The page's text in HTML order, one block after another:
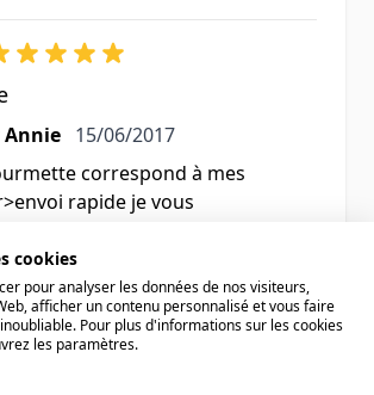
Annie 15 juin 2017
15/06/2017
correspond à mes
rapide je vous
cookies
pour analyser les données de nos visiteurs,
afficher un contenu personnalisé et vous faire
Pour plus d'informations sur les cookies
les paramètres.